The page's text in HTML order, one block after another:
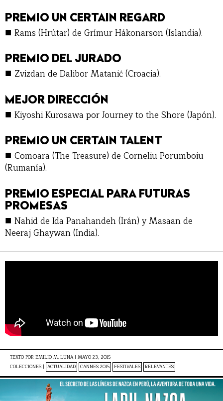
PREMIO UN CERTAIN REGARD
■ Rams (Hrútar) de Grímur Hákonarson (Islandia).
PREMIO DEL JURADO
■ Zvizdan de Dalibor Matanić (Croacia).
MEJOR DIRECCIÓN
■ Kiyoshi Kurosawa por Journey to the Shore (Japón).
PREMIO UN CERTAIN TALENT
■ Comoara (The Treasure) de Corneliu Porumboiu
(Rumanía).
PREMIO ESPECIAL PARA FUTURAS
PROMESAS
■ Nahid de Ida Panahandeh (Irán) y Masaan de
Neeraj Ghaywan (India).
TEXTO POR EMILIO M. LUNA | MAYO 23, 2015
COLECCIONES | ACTUALIDAD CANNES 2015 FESTIVALES RELEVANTES